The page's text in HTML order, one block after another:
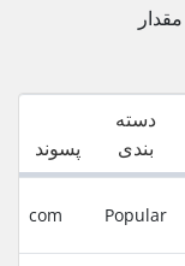
پسوند
دسته
بندی
com Popular